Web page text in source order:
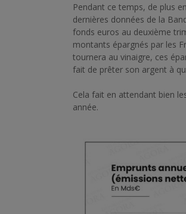
Pendant ce temps, de plus
dernières données de la
fonds euros au deuxième
montants épargnés par les
tournera au vinaigre, ces
fait de prêter son argent à
Cela fait en attendant bien
année.